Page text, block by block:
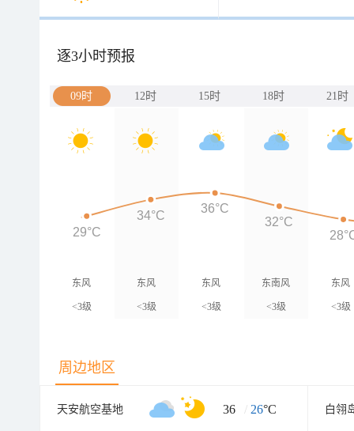
逐3小时预报
09时 12时 15时 18时 21时
东风
<3级
东风
<3级
东风
<3级
东南风
<3级
东风
<3级
29°C
34°C 36°C
32°C
周边地区
天安航空基地 36 / 26°C 白翎